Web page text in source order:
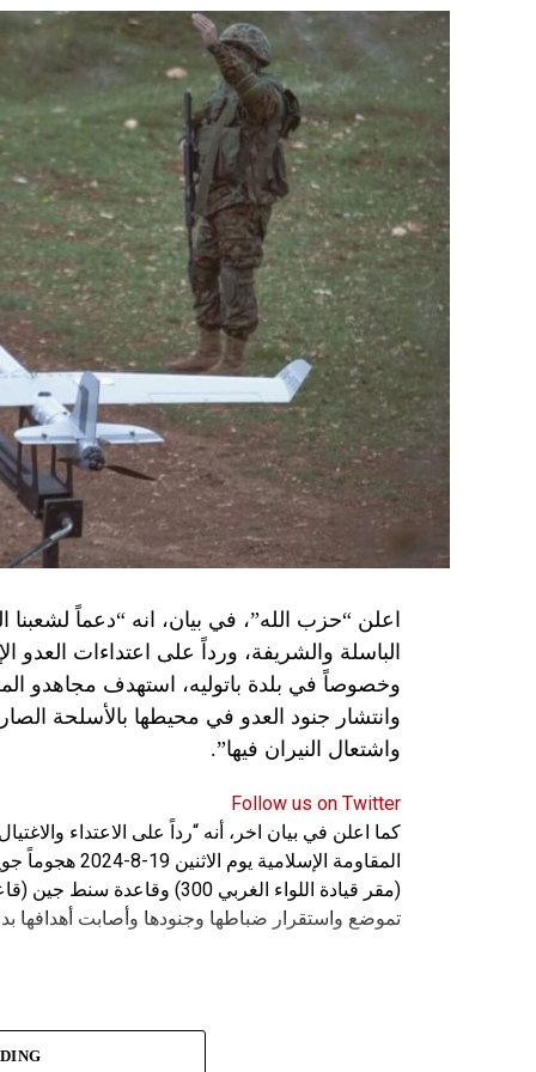
اعلن “حزب الله”، في بيان، انه “دعماً
الباسلة ‌‏‌‏‌والشريفة، ورداً على اعتداءات العدو
وانتشار جنود العدو في محيطها بالأسلحة
واشتعال النيران فيها”.
Follow us on Twitter
كما اعلن في بيان اخر، أنه “رداً على الاعتداء
المقاومة
(مقر قيادة اللواء الغربي
تموضع واستقرار ضباطها وجنودها وأصابت أهدافها